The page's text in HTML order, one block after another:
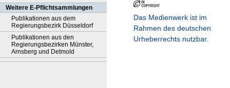
Weitere E-Pflichtsammlungen
Publikationen aus dem
Regierungsbezirk Düsseldorf
Publikationen aus den
Regierungsbezirken Münster,
Arnsberg und Detmold
Das Medienwerk ist im
Rahmen des deutschen
Urheberrechts nutzbar.